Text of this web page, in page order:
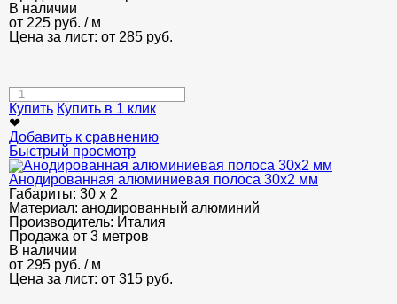
В наличии
от 225 руб. / м
Цена за лист: от 285 руб.
Купить Купить в 1 клик
❤
Добавить к сравнению
Быстрый просмотр
Анодированная алюминиевая полоса 30х2 мм
Габариты: 30 х 2
Материал: анодированный алюминий
Производитель: Италия
Продажа от 3 метров
В наличии
от 295 руб. / м
Цена за лист: от 315 руб.